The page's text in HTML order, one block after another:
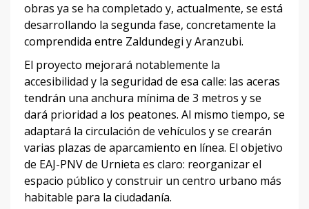
obras ya se ha completado y, actualmente, se está
desarrollando la segunda fase, concretamente la
comprendida entre Zaldundegi y Aranzubi.
El proyecto mejorará notablemente la
accesibilidad y la seguridad de esa calle: las aceras
tendrán una anchura mínima de 3 metros y se
dará prioridad a los peatones. Al mismo tiempo, se
adaptará la circulación de vehículos y se crearán
varias plazas de aparcamiento en línea. El objetivo
de EAJ-PNV de Urnieta es claro: reorganizar el
espacio público y construir un centro urbano más
habitable para la ciudadanía.